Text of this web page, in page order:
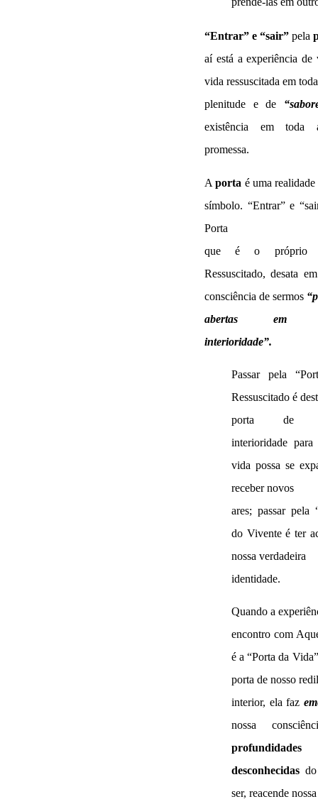
“Entrar”e “sair”pela
aí está a experiência de
vida ressuscitada em
plenitude e de
existência em toda
promessa.
Aporta é uma
símbolo. “Entrar” e
Porta
que é o próprio
Ressuscitado, desata
consciência de sermos
abertas em
interioridade”.
Passar pela
Ressuscitado é
porta de
interioridade
vida possa se
receber novos
ares; passar pela
do Vivente é ter
nossa verdadeira
identidade.
Quando a
encontro com
é a “Porta da
porta de nosso redil
interior, ela faz
nossa
profundidades
desconhecidasdo
ser, reacende